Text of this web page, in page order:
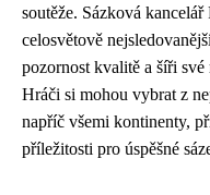
soutěže. Sázková
celosvětově
pozornost kvalitě a šíři
Hráči si mohou vybrat z
napříč všemi kontinenty,
příležitosti pro úspěšné